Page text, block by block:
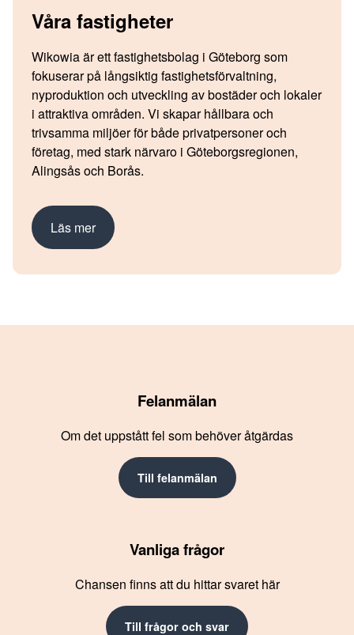
Våra fastigheter
Wikowia är ett fastighetsbolag i Göteborg som
fokuserar på långsiktig fastighetsförvaltning,
nyproduktion och utveckling av bostäder och lokaler
i attraktiva områden. Vi skapar hållbara och
trivsamma miljöer för både privatpersoner och
företag, med stark närvaro i Göteborgsregionen,
Alingsås och Borås.
Läs mer
Felanmälan
Om det uppstått fel som behöver åtgärdas
Till felanmälan
Vanliga frågor
Chansen finns att du hittar svaret här
Till frågor och svar